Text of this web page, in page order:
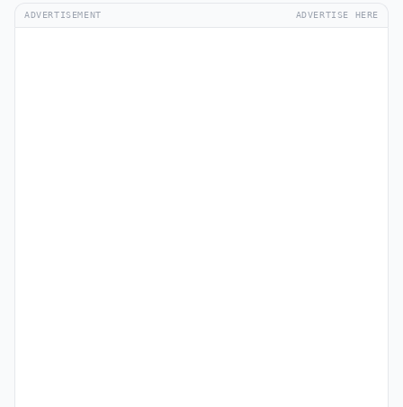
ADVERTISEMENT ADVERTISE HERE